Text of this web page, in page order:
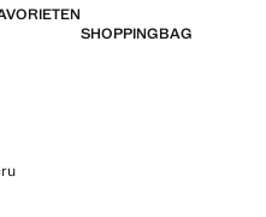
SHOPPINGBAG